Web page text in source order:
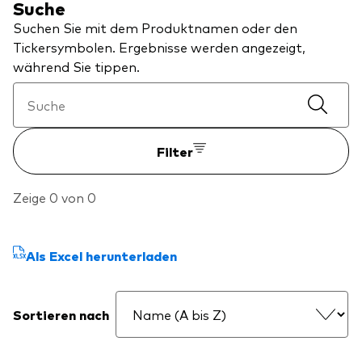
Fonds nach Typ
Erfahren Sie mehr über unsere
Marktausblick 2026
Die Vanguard Beratungsstudie 2026
Über Vanguard
Suche
Suchen Sie mit dem Produktnamen oder den
Tickersymbolen. Ergebnisse werden angezeigt,
während Sie tippen.
Filter
Zeige 0 von 0
Als Excel herunterladen
Sortieren nach